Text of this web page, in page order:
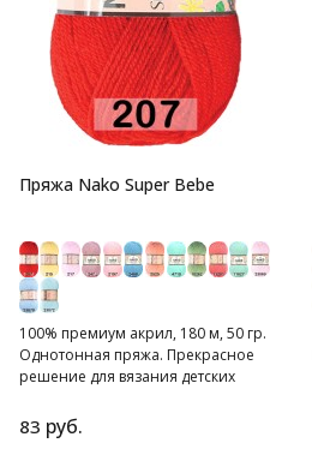
Пряжа Nako Super Bebe
100% премиум акрил, 180 м, 50 гр.
Однотонная пряжа. Прекрасное
решение для вязания детских
83 руб.